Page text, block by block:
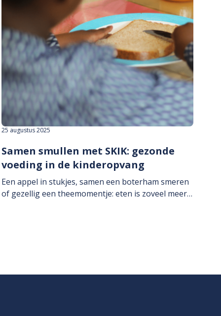
25 augustus 2025
Samen smullen met SKIK: gezonde
voeding in de kinderopvang
Een appel in stukjes, samen een boterham smeren
of gezellig een theemomentje: eten is zoveel meer…